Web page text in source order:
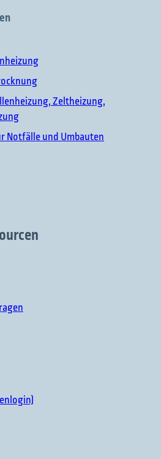
Zeltheizung,
Notfälle und Umbauten